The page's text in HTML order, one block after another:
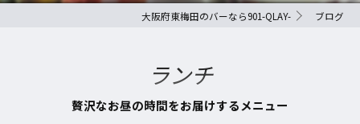
大阪府東梅田のバーなら901-QLAY- ブログ
ランチ
贅沢なお昼の時間をお届けするメニュー